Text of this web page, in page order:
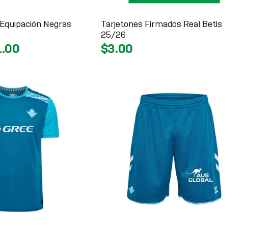
Negras
Tarjetones Firmados Real Betis
25/26
$3.00